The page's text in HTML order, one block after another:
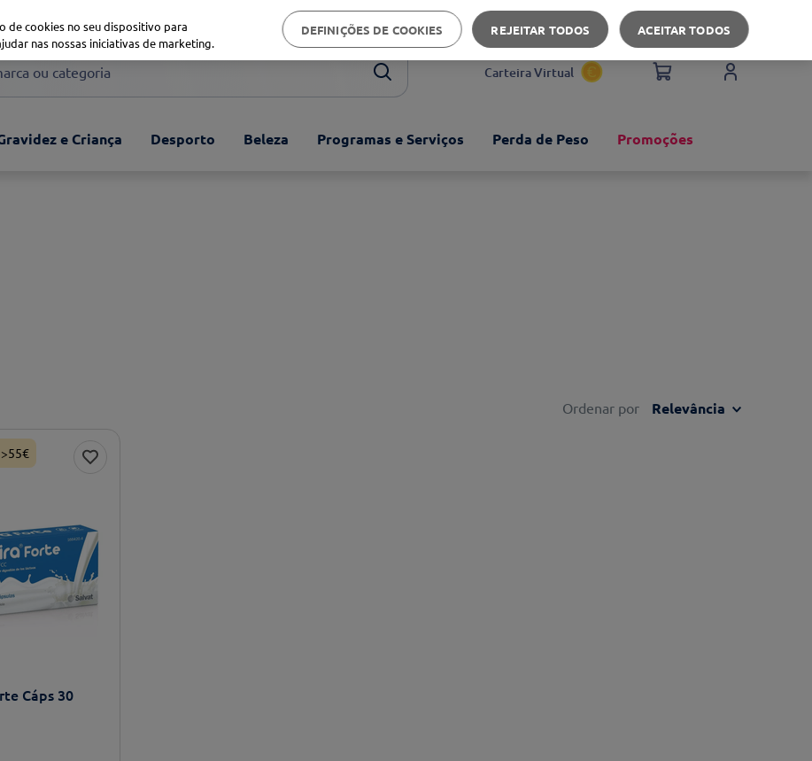
Apoio ao cliente
ou categoria
Carteira Virtual
e Criança Desporto Beleza Programas e Serviços Perda de Peso Promoções
Ordenar por Relevância
Cáps 30
de cookies no seu dispositivo para
nas nossas iniciativas de marketing.
DEFINIÇÕES DE COOKIES REJEITAR TODOS ACEITAR TODOS